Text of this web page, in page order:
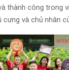
thành công trong
và chủ nhân